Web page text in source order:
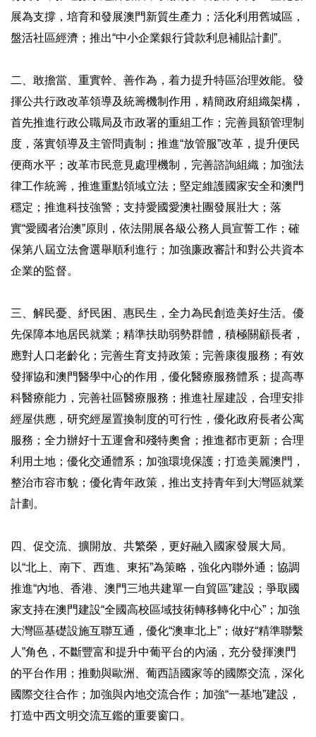
展為支撐，培育和發展澳門新質生產力；活化利用舊城區，
盤活社區經濟；推出“中小企業銀行貸款利息補貼計劃”。
二、敢擔當、重實幹、善作為，着力提升特區治理效能。發
揮公共行政改革領導及統籌機制作用，精簡政府組織架構，
首先推進行政公職局及市政署的重組工作；完善員額管理制
度，落實領導及主管問責制；推進“放管服”改革，提升便民
便商水平；改革市民意見處理機制，完善諮詢組織；加強法
律工作統籌，推進重點領域立法；堅定維護國家安全和澳門
穩定；推進科技強警；支持愛國愛澳社團發展壯大；落
實“愛國者治澳”原則，依法開展各級公務人員宣誓工作；確
保第八屆立法會選舉順利進行；加強廉政審計和對公共資本
企業的監督。
三、解民憂、紓民困、惠民生，全力為民創造美好生活。優
先保障本地居民就業；精準扶助弱勢群體，積極關顧長者，
應對人口老齡化；完善生育支持政策；完善康復服務；有效
發揮協和澳門醫學中心的作用，優化醫療服務體系；提高專
科醫療能力，完善社區醫療服務；推進社屋建設，合理安排
經屋供應，研究經屋置換制度的可行性，優化政府長者公寓
服務；全力辦好十五運會和殘特奧會；推進都市更新；合理
利用土地；優化交通體系；加強環境保護；打造美麗澳門，
整治市容市貌；優化青年政策，推出支持青年到大灣區就業
計劃。
四、促交流、擴開放、共繁榮，更好融入國家發展大局。
以“北上、南下、西進、東拓”為策略，強化內聯外通；協調
推進“內地、香港、澳門三地共建單一自貿區”建設；爭取國
家支持在澳門建設“全國高校區域技術轉移轉化中心”；加強
大灣區基礎設施互聯互通，優化“澳車北上”；做好“精準聯繫
人”角色，不斷豐富和提升中葡平台的內涵，充分發揮澳門
的平台作用；推動與歐洲、葡西語國家等的國際交流，深化
國際交往合作；加強與內地交流合作；加強“一基地”建設，
打造中西文明交流互鑑的重要窗口。